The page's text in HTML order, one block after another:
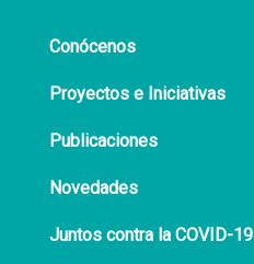
Conócenos
Proyectos e Iniciativas
Publicaciones
Novedades
Juntos contra la COVID-19